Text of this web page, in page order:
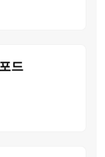
드